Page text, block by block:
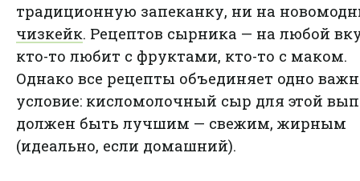
традиционную запеканку, ни на
чизкейк. Рецептов сырника — на любой
кто-то любит с фруктами, кто-то с маком.
Однако все рецепты объединяет одно
условие: кисломолочный сыр для этой
должен быть лучшим — свежим, жирным
(идеально, если домашний).